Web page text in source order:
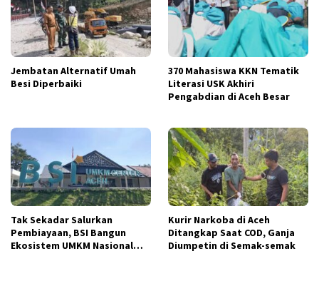
Jembatan Alternatif Umah
Besi Diperbaiki
370 Mahasiswa KKN Tematik
Literasi USK Akhiri
Pengabdian di Aceh Besar
Tak Sekadar Salurkan
Pembiayaan, BSI Bangun
Ekosistem UMKM Nasional
Kurir Narkoba di Aceh
Ditangkap Saat COD, Ganja
Diumpetin di Semak-semak